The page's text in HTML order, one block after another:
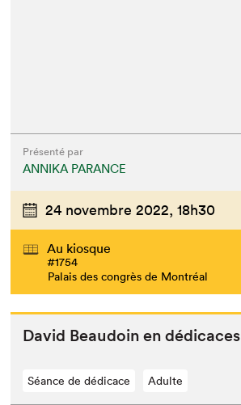
Présenté par
ANNIKA PARANCE
24 novembre 2022, 18h30
Au kiosque
#1754
Palais des congrès de Montréal
David Beau­doin en dédicaces
Séance de dédicace Adulte